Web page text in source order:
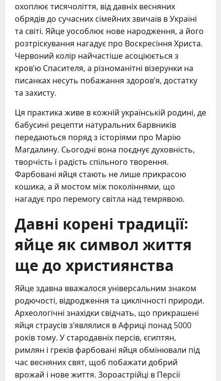
охоплює тисячоліття, від давніх весняних
обрядів до сучасних сімейних звичаїв в Україні
та світі. Яйце уособлює нове народження, а його
розтріскування нагадує про Воскресіння Христа.
Червоний колір найчастіше асоціюється з
кров’ю Спасителя, а різноманітні візерунки на
писанках несуть побажання здоров’я, достатку
та захисту.
Ця практика живе в кожній українській родині, де
бабусині рецепти натуральних барвників
передаються поряд з історіями про Марію
Магдалину. Сьогодні вона поєднує духовність,
творчість і радість спільного творення.
Фарбовані яйця стають не лише прикрасою
кошика, а й мостом між поколіннями, що
нагадує про перемогу світла над темрявою.
Давні корені традиції:
яйце як символ життя
ще до християнства
Яйце здавна вважалося універсальним знаком
родючості, відродження та циклічності природи.
Археологічні знахідки свідчать, що прикрашені
яйця страусів з’являлися в Африці понад 5000
років тому. У стародавніх персів, єгиптян,
римлян і греків фарбовані яйця обмінювали під
час весняних свят, щоб побажати добрий
врожай і нове життя. Зороастрійці в Персії